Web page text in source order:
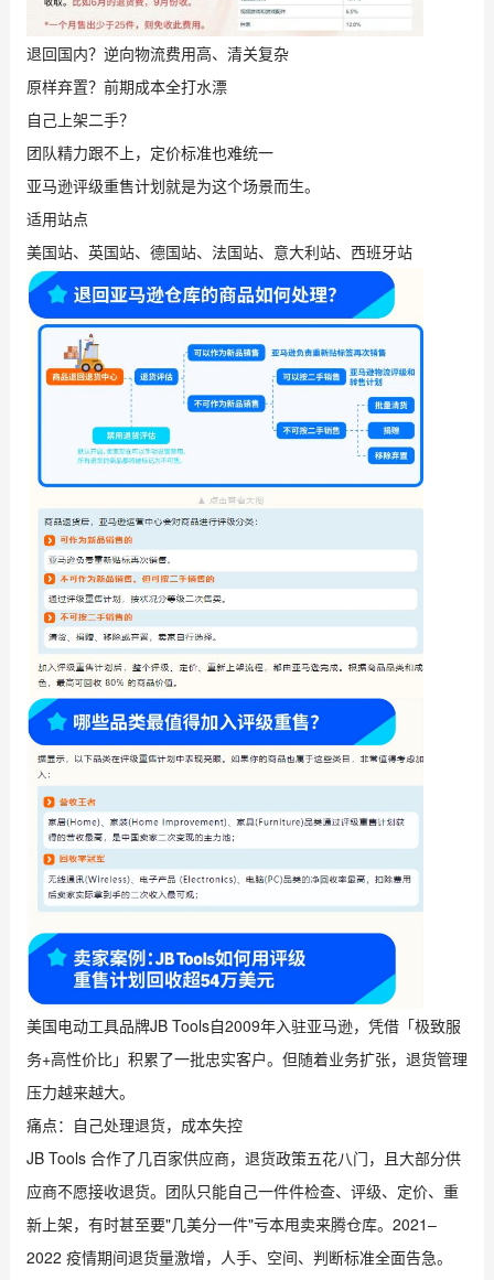
退回国内？逆向物流费用高、清关复杂
原样弃置？前期成本全打水漂
自己上架二手？
团队精力跟不上，定价标准也难统一
亚马逊评级重售计划就是为这个场景而生。
适用站点
美国站、英国站、德国站、法国站、意大利站、西班牙站
美国电动工具品牌JB Tools自2009年入驻亚马逊，凭借「极致服
务+高性价比」积累了一批忠实客户。但随着业务扩张，退货管理
压力越来越大。
痛点：自己处理退货，成本失控
JB Tools 合作了几百家供应商，退货政策五花八门，且大部分供
应商不愿接收退货。团队只能自己一件件检查、评级、定价、重
新上架，有时甚至要"几美分一件"亏本甩卖来腾仓库。2021–
2022 疫情期间退货量激增，人手、空间、判断标准全面告急。